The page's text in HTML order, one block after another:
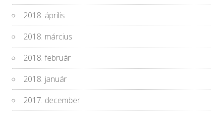
2018. április
2018. március
2018. február
2018. január
2017. december